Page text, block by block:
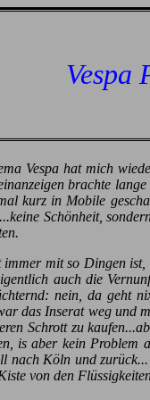
Vespa
Vespa hat mich
brachte
kurz in Mobile
Schönheit,
mit so Dingen
auch die
nein, da geht
das Inserat weg und
Schrott zu
is aber kein Problem
nach Köln und
von den